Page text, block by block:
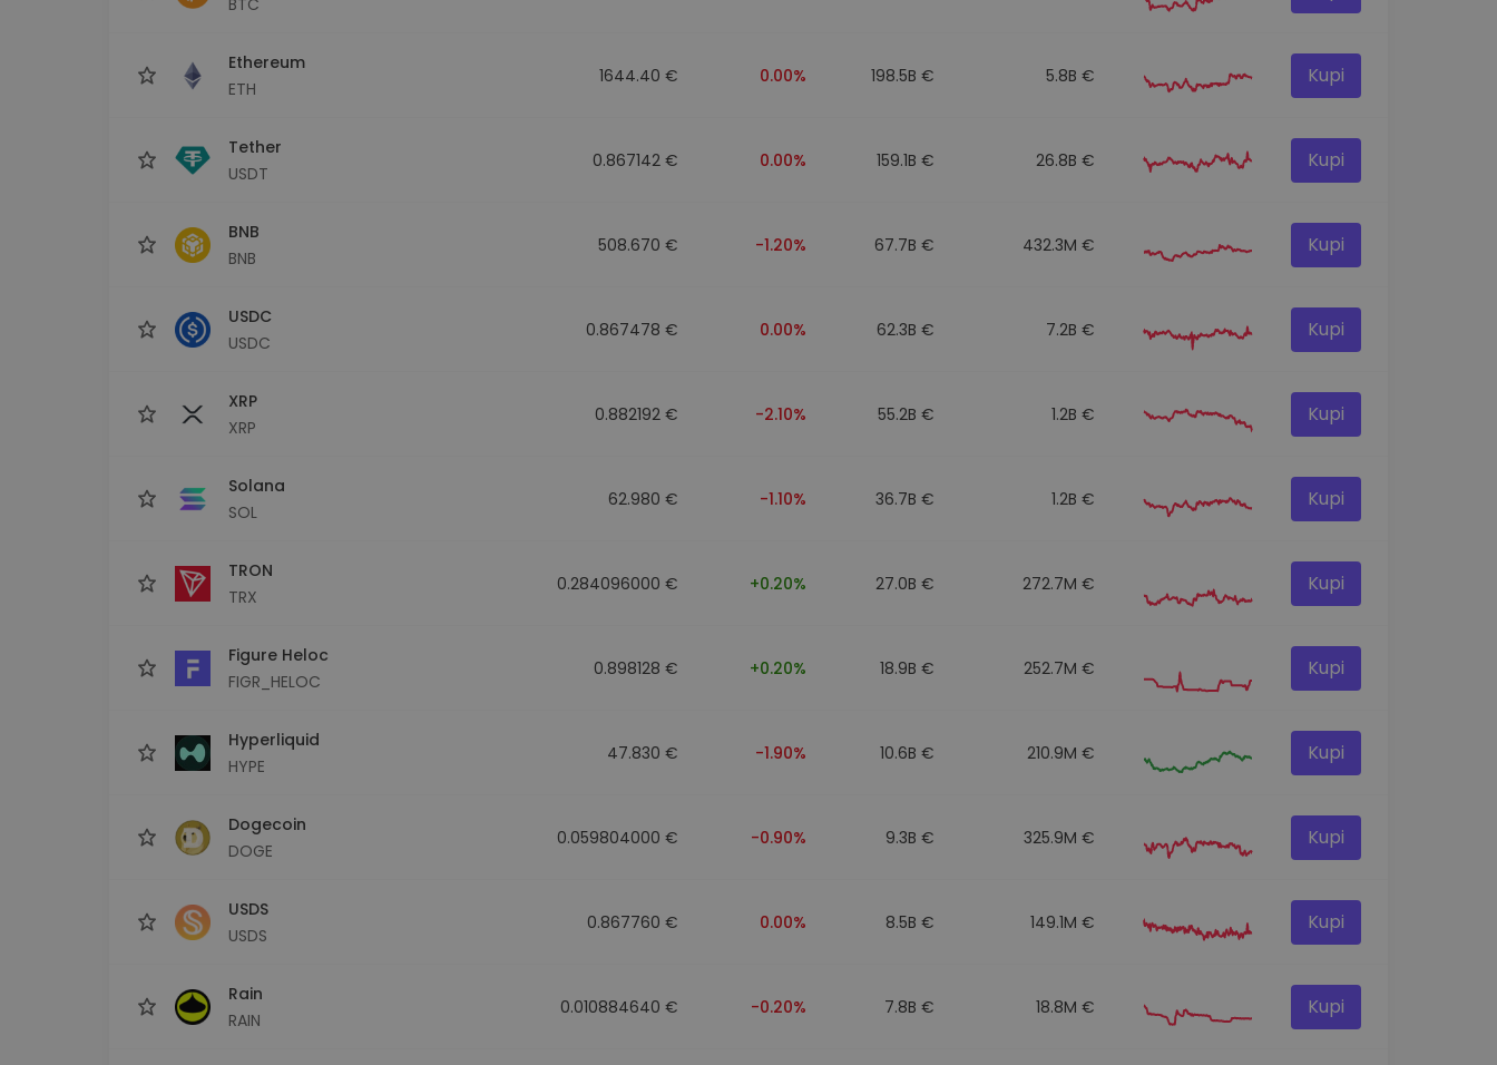
Ethereum
ETH
1644.40 € 0.00% 198.5B € 5.8B € Kupi
Tether
USDT
0.867142 € 0.00% 159.1B € 26.8B € Kupi
BNB
BNB
508.670 € -1.20% 67.7B € 432.3M € Kupi
USDC
USDC
0.867478 € 0.00% 62.3B € 7.2B € Kupi
XRP
XRP
0.882192 € -2.10% 55.2B € 1.2B € Kupi
Solana
SOL
62.980 € -1.10% 36.7B € 1.2B € Kupi
TRON
TRX
0.284096000 € +0.20% 27.0B € 272.7M € Kupi
Figure Heloc
FIGR_HELOC
0.898128 € +0.20% 18.9B € 252.7M € Kupi
Hyperliquid
HYPE
47.830 € -1.90% 10.6B € 210.9M € Kupi
Dogecoin
DOGE
0.059804000 € -0.90% 9.3B € 325.9M € Kupi
USDS
USDS
0.867760 € 0.00% 8.5B € 149.1M € Kupi
Rain
RAIN
0.010884640 € -0.20% 7.8B € 18.8M € Kupi